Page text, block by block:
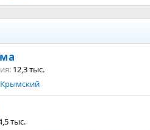
12,3 тыс.
Крымский
тыс.